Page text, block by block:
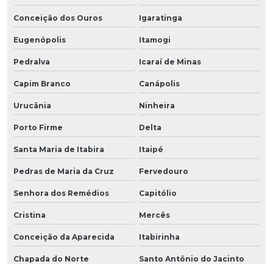
Conceição dos Ouros Igaratinga
Eugenópolis Itamogi
Pedralva Icaraí de Minas
Capim Branco Canápolis
Urucânia Ninheira
Porto Firme Delta
Santa Maria de Itabira Itaipé
Pedras de Maria da Cruz Fervedouro
Senhora dos Remédios Capitólio
Cristina Mercês
Conceição da Aparecida Itabirinha
Chapada do Norte Santo Antônio do Jacinto